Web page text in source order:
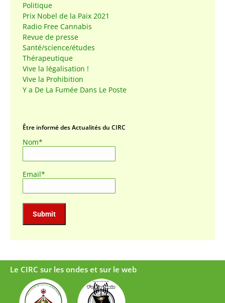
Politique
Prix Nobel de la Paix 2021
Radio Free Cannabis
Revue de presse
Santé/science/études
Thérapeutique
Vive la légalisation !
Vive la Prohibition
Y a De La Fumée Dans Le Poste
Être informé des Actualités du CIRC
Nom*
Email*
Le CIRC sur les ondes et sur le web